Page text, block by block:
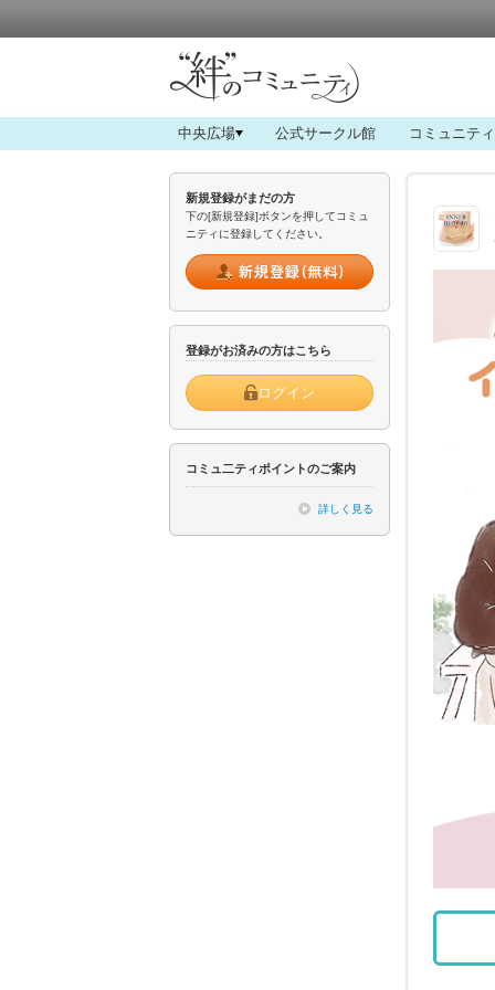
中央広場 公式サークル館 コミュニテ
新規登録がまだの方
下の[新規登録]ボタンを押してコミュ
ニティに登録してください。
登録がお済みの方はこちら
ログイン
コミュ二ティポイントのご案内
詳しく見る